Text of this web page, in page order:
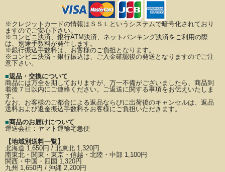
※クレジットカードの情報はＳＳＬというシステムで暗号化されており
ますのでご安心下さい。
※コンビニ決済、銀行ATM決済、ネットバンキング決済をご利用の際
は、別途手数料が発生します。
※銀行振込手数料は、お客様のご負担となります。
※コンビニ決済・銀行振込は、ご入金確認後の発送となりますのでご注
意下さい。
■返品・交換について
商品には万全を期しておりますが、万一不備がございましたら、商品到
着後７日以内にご連絡ください。
ご返送に関する事項をお伝えいたしま
す。
なお、お客様のご都合による返品ならびに出荷後のキャンセルは、返品
送料および返金振込手数料をお客様にご負担いただきます。
■商品のお届けについて
運送会社： ヤマト運輸宅急便
【地域別送料一覧】
北海道 1,650円 / 北東北 1,320円
南東北・関東・東京・信越・北陸・中部 1,100円
関西・中国・四国 1,320円
九州 1,650円 / 沖縄 2,200円